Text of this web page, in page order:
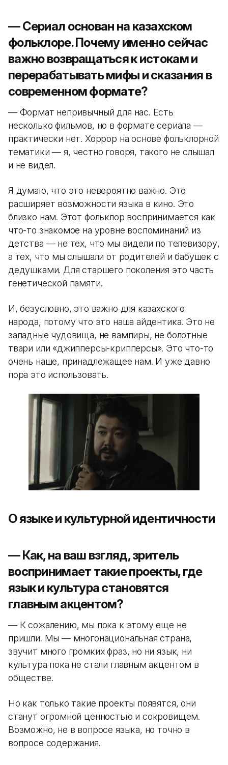
— Сериал основан на казахском
фольклоре. Почему именно сейчас
важно возвращаться к истокам и
перерабатывать мифы и сказания в
современном формате?
— Формат непривычный для нас. Есть
несколько фильмов, но в формате сериала —
практически нет. Хоррор на основе фольклорной
тематики — я, честно говоря, такого не слышал
и не видел.
Я думаю, что это невероятно важно. Это
расширяет возможности языка в кино. Это
близко нам. Этот фольклор воспринимается как
что-то знакомое на уровне воспоминаний из
детства — не тех, что мы видели по телевизору,
а тех, что мы слышали от родителей и бабушек с
дедушками. Для старшего поколения это часть
генетической памяти.
И, безусловно, это важно для казахского
народа, потому что это наша айдентика. Это не
западные чудовища, не вампиры, не болотные
твари или «джипперсы-крипперсы». Это что-то
очень наше, принадлежащее нам. И уже давно
пора это использовать.
О языке и культурной идентичности
— Как, на ваш взгляд, зритель
воспринимает такие проекты, где
язык и культура становятся
главным акцентом?
— К сожалению, мы пока к этому еще не
пришли. Мы — многонациональная страна,
звучит много громких фраз, но ни язык, ни
культура пока не стали главным акцентом в
обществе.
Но как только такие проекты появятся, они
станут огромной ценностью и сокровищем.
Возможно, не в вопросе языка, но точно в
вопросе содержания.